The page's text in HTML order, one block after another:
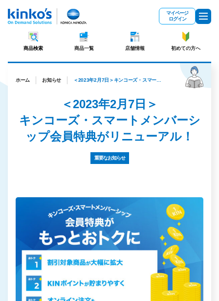
マイページ
ログイン
商品検索 商品一覧 店舗情報 初めての方へ
ホーム お知らせ ＜2023年2月7日＞キンコーズ・スマートメンバーシップ会員特典がリニューアル！
＜2023年2月7日＞
キンコーズ・スマートメンバーシ
ップ会員特典がリニューアル！
重要なお知らせ